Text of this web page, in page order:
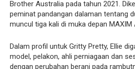
Brother Australia pada tahun 2021.
peminat pandangan dalaman tentang
muncul tiga kali di muka depan MAXIM
Dalam profil untuk Gritty Pretty, Ellie
model, pelakon, ahli perniagaan dan
dengan perubahan berani pada